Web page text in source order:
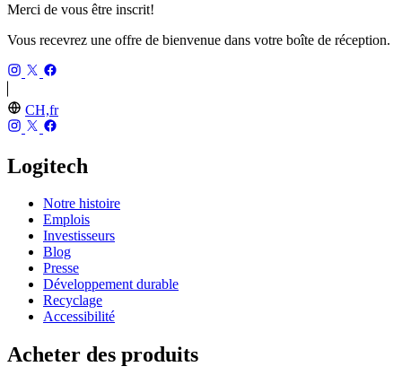
Merci de vous être inscrit!
Vous recevrez une offre de bienvenue dans votre boîte de réception.
CH,fr
Logitech
Notre histoire
Emplois
Investisseurs
Blog
Presse
Développement durable
Recyclage
Accessibilité
Acheter des produits